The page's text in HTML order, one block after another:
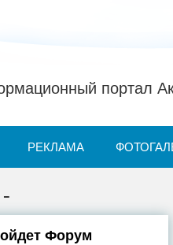
портал
РЕКЛАМА
Форум